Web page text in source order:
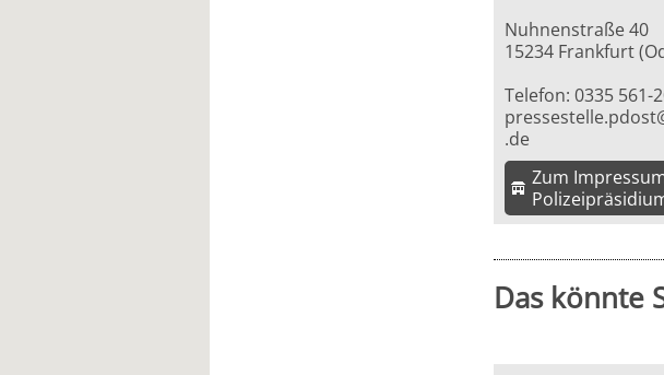
Nuhnenstraße 40
15234 Frankfurt
Telefon: 0335 561-
.de
Zum
Das könnte